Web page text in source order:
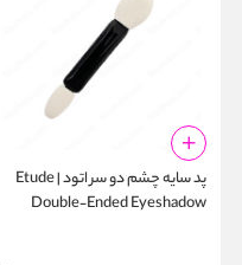
پد سایه چشم دو سر اتود | Etude
Double‑Ended Eyeshadow